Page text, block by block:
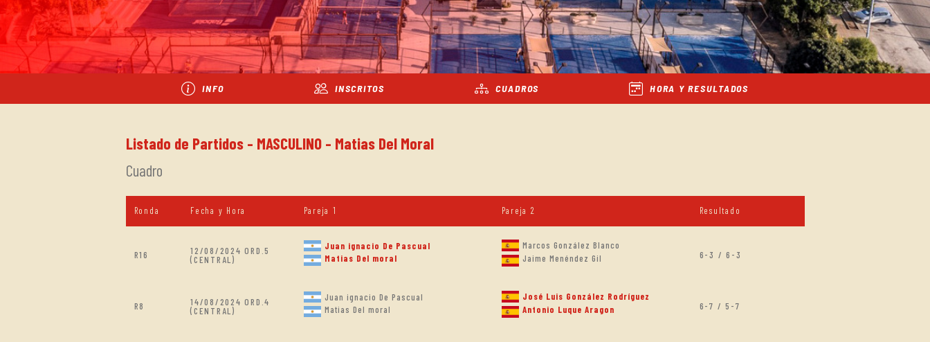
INFO INSCRITOS CUADROS HORA Y RESULTADOS
Listado de Partidos - MASCULINO - Matias Del Moral
Cuadro
Ronda Fecha y Hora Pareja 1 Pareja 2 Resultado
R16
12/08/2024 ORD.5
(CENTRAL)
Juan ignacio De Pascual
Matias Del moral
Marcos González Blanco
Jaime Menéndez Gil
6-3 / 6-3
R8
14/08/2024 ORD.4
(CENTRAL)
Juan ignacio De Pascual
Matias Del moral
José Luis González Rodríguez
Antonio Luque Aragon
6-7 / 5-7